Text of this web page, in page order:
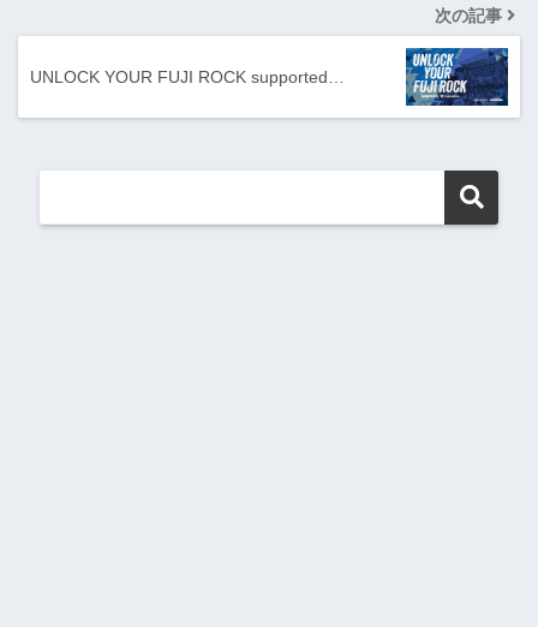
次の記事
UNLOCK YOUR FUJI ROCK supported…